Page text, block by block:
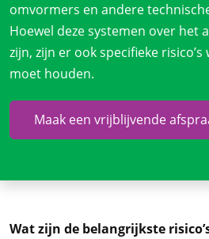
omvormers en andere
Hoewel deze systemen over het
zijn, zijn er ook specifieke
moet houden.
Maak een vrijblijvende
Wat zijn de belangrijkste